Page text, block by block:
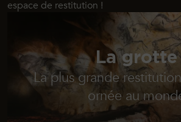
espace de restitution !
La grotte
La plus grande
ornée au